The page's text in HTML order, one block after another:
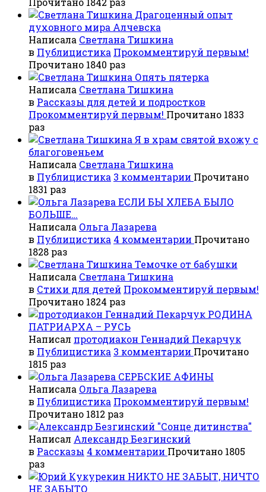
Драгоценный опыт
духовного мира Алчевска
Написала Светлана Тишкина
в Публицистика Прокомментируй первым!
Прочитано 1840 раз
Опять пятерка
Написала Светлана Тишкина
в Рассказы для детей и подростков
Прокомментируй первым! Прочитано 1833
раз
Я в храм святой вхожу с
благоговеньем
Написала Светлана Тишкина
в Публицистика 3 комментарии Прочитано
1831 раз
ЕСЛИ БЫ ХЛЕБА БЫЛО
БОЛЬШЕ…
Написала Ольга Лазарева
в Публицистика 4 комментарии Прочитано
1828 раз
Темочке от бабушки
Написала Светлана Тишкина
в Стихи для детей Прокомментируй первым!
Прочитано 1824 раз
РОДИНА
ПАТРИАРХА – РУСЬ
Написал протодиакон Геннадий Пекарчук
в Публицистика 3 комментарии Прочитано
1815 раз
СЕРБСКИЕ АФИНЫ
Написала Ольга Лазарева
в Публицистика Прокомментируй первым!
Прочитано 1812 раз
"Сонце дитинства"
Написал Александр Безгинский
в Рассказы 4 комментарии Прочитано 1805
раз
НИКТО НЕ ЗАБЫТ, НИЧТО
НЕ ЗАБЫТО